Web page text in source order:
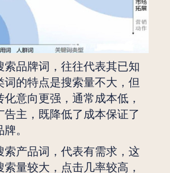
索品牌词，往往代表其已知
词的特点是搜索量不大，但
意向更强，通常成本低，
主，既降低了成本保证了
。
索产品词，代表有需求，这
量较大，点击几率较高，